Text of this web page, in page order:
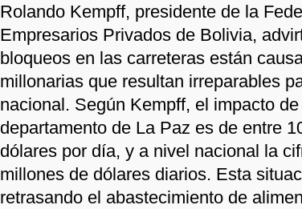
Rolando Kempff, presidente de la
Empresarios Privados de Bolivia,
bloqueos en las carreteras están
millonarias que resultan irreparables
nacional. Según Kempff, el impacto
departamento de La Paz es de entre
dólares por día, y a nivel nacional la
millones de dólares diarios. Esta
retrasando el abastecimiento de